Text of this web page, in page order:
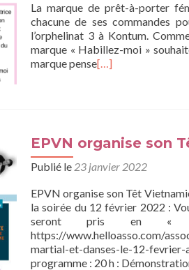
La marque de prêt-à-porter
chacune de ses commandes
l’orphelinat 3 à Kontum.
marque « Habillez-moi »
marque pense[…]
EPVN organise son
Publié le 23 janvier 2022
EPVN organise son Têt
la soirée du 12 février 2022 :
seront pris en «
https://www.helloasso.com/
martial-et-danses-le-12-
programme : 20 h :